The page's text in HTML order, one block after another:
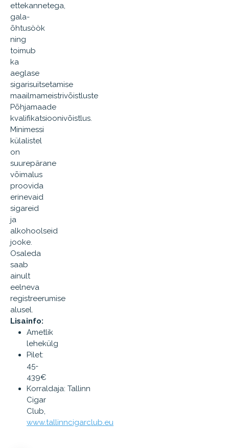
ettekannetega,
gala-
õhtusöök
ning
toimub
ka
aeglase
sigarisuitsetamise
maailmameistrivõistluste
Põhjamaade
kvalifikatsioonivõistlus.
Minimessi
külalistel
on
suurepärane
võimalus
proovida
erinevaid
sigareid
ja
alkohoolseid
jooke.
Osaleda
saab
ainult
eelneva
registreerumise
alusel.
Lisainfo:
Ametlik
lehekülg
Pilet:
45-
439€
Korraldaja: Tallinn
Cigar
Club,
www.tallinncigarclub.eu